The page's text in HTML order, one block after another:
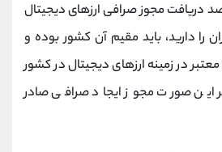
دریافت مجوز صرافی ارزهای دیجیتال
را دارید، باید مقیم آن کشور بوده و
معتبر در زمینه ارزهای دیجیتال در کشور
این صورت مجوز ایجاد صرافی صادر